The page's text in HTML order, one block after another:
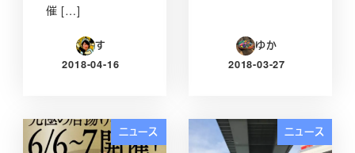
催 […]
す
投稿日
2018-04-16
ゆか
投稿日
2018-03-27
ニュース ニュース